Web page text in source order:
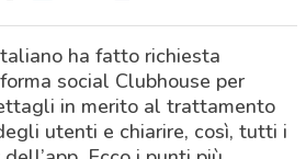
ha fatto richiesta
social Clubhouse per
in merito al trattamento
utenti e chiarire, così, tutti i